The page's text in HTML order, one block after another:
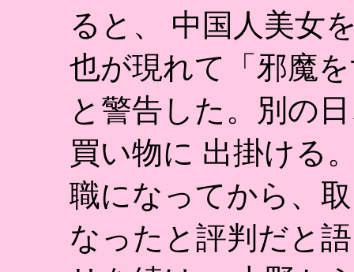
ると、 中国人美女
也が現れて「邪魔
と警告した。別の
買い物に 出掛ける
職になってから、
なったと評判だと